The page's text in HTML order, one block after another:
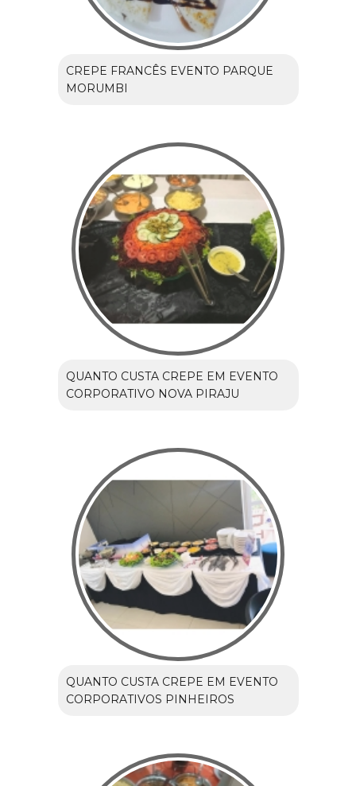
CREPE FRANCÊS EVENTO PARQUE
MORUMBI
QUANTO CUSTA CREPE EM EVENTO
CORPORATIVO NOVA PIRAJU
QUANTO CUSTA CREPE EM EVENTO
CORPORATIVOS PINHEIROS